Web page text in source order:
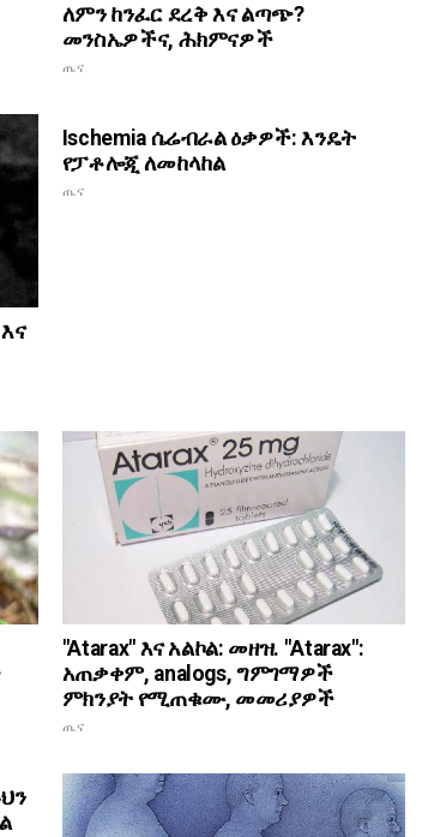
ለምን ከንፈር ደረቅ እና ልጣጭ?
መንስኤዎችና, ሕክምናዎች
ጤና
Ischemia ሴሬብራል ዕቃዎች: እንዴት
የፓቶሎጂ ለመከላከል
ጤና
"Atarax" እና አልኮል: መዘዝ. "Atarax":
አጠቃቀም, analogs, ግምገማዎች
ምክንያት የሚጠቁሙ, መመሪያዎች
ጤና